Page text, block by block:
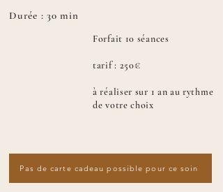
Durée : 30 min
Forfait 10 séances
tarif : 250€
à réaliser sur 1 an au rythme
de votre choix
Pas de carte cadeau possible pour ce soin